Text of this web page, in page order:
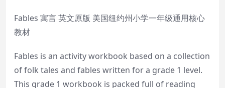
Fables 寓言 英文原版 美国纽约州小学一年级通用核心
教材
Fables is an activity workbook based on a collection
of folk tales and fables written for a grade 1 level.
This grade 1 workbook is packed full of reading